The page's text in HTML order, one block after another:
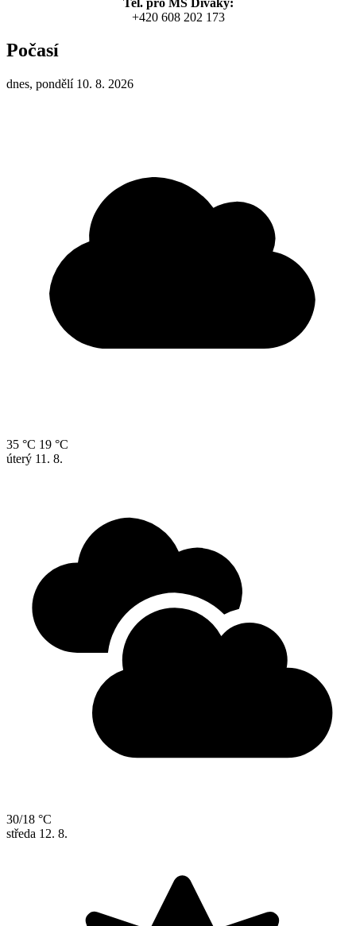
+420 608 202 173
Počasí
dnes, pondělí 10. 8. 2026
35 °C 19 °C
úterý 11. 8.
30/18 °C
středa 12. 8.